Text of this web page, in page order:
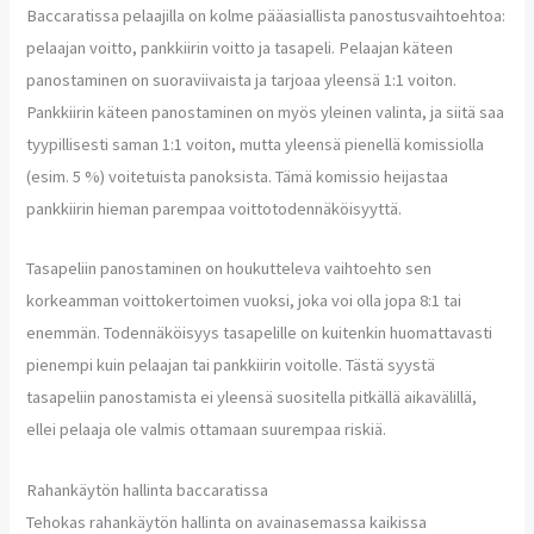
Baccaratissa pelaajilla on kolme pääasiallista panostusvaihtoehtoa:
pelaajan voitto, pankkiirin voitto ja tasapeli. Pelaajan käteen
panostaminen on suoraviivaista ja tarjoaa yleensä 1:1 voiton.
Pankkiirin käteen panostaminen on myös yleinen valinta, ja siitä saa
tyypillisesti saman 1:1 voiton, mutta yleensä pienellä komissiolla
(esim. 5 %) voitetuista panoksista. Tämä komissio heijastaa
pankkiirin hieman parempaa voittotodennäköisyyttä.
Tasapeliin panostaminen on houkutteleva vaihtoehto sen
korkeamman voittokertoimen vuoksi, joka voi olla jopa 8:1 tai
enemmän. Todennäköisyys tasapelille on kuitenkin huomattavasti
pienempi kuin pelaajan tai pankkiirin voitolle. Tästä syystä
tasapeliin panostamista ei yleensä suositella pitkällä aikavälillä,
ellei pelaaja ole valmis ottamaan suurempaa riskiä.
Rahankäytön hallinta baccaratissa
Tehokas rahankäytön hallinta on avainasemassa kaikissa